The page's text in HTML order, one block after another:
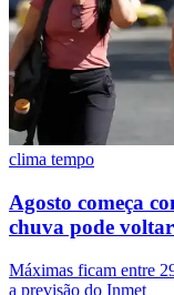
Flamengo
clima tempo
Agosto começa
chuva pode
Máximas ficam entre
a previsão do Inmet